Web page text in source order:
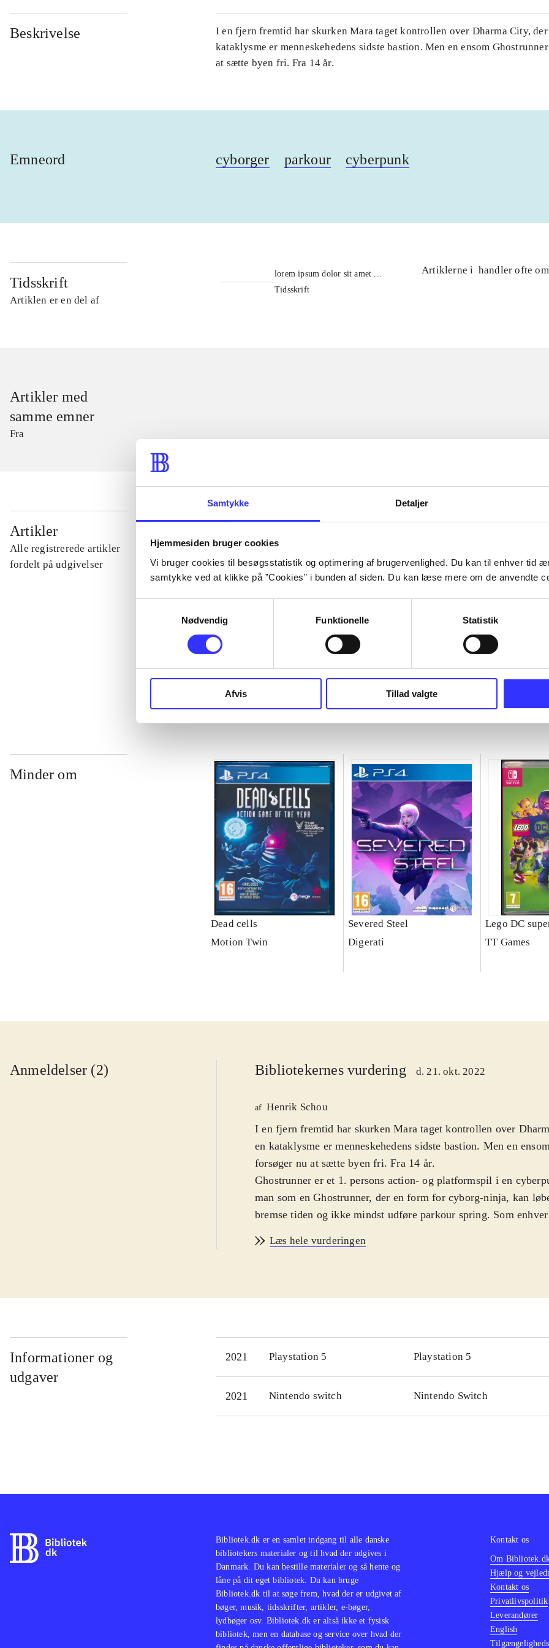
Samtykke Detaljer
Hjemmesiden bruger cookies
Vi bruger cookies til besøgsstatistik og optimering af brugervenlighed. Du kan til enhver tid
samtykke ved at klikke på ”Cookies” i bunden af siden. Du kan læse mere om de anvendte
Nødvendig
Funktionelle Statistik
Afvis Tillad valgte
Beskrivelse
I en fjern fremtid har skurken Mara taget kontrollen over Dharma City,
kataklysme er menneskehedens sidste bastion. Men en ensom
at sætte byen fri. Fra 14 år.
Emneord cyborger parkour cyberpunk
Tidsskrift
Artiklen er en del af
lorem ipsum dolor sit amet ...
Tidsskrift
Artiklerne i handler ofte om
Artikler med
samme emner
Fra
Artikler
Alle registrerede artikler
fordelt på udgivelser
...
...
...
...
...
Minder om
Dead cells
Motion Twin
Severed Steel
Digerati
Lego DC
TT Games
Anmeldelser (2) Bibliotekernes vurdering d. 21. okt. 2022
af Henrik Schou
I en fjern fremtid har skurken Mara taget kontrollen over
en kataklysme er menneskehedens sidste bastion. Men en
forsøger nu at sætte byen fri. Fra 14 år.
Ghostrunner er et 1. persons action- og platformspil i en
man som en Ghostrunner, der en form for cyborg-ninja, kan
bremse tiden og ikke mindst udføre parkour spring. Som
hukommelsestab, men en mystisk stemme driver ham fremad.
Når Ghostrunner kører optimalt er det en fornøjelse med hurtig
af vægge, som han skulle løbe på, eller misser et
spillet frustrerende. Spillets historie er forholdsvis banal, men
Læs hele vurderingen
Informationer og
udgaver
2021 Playstation 5 Playstation 5
2021 Nintendo switch Nintendo Switch
Bibliotek.dk er en samlet indgang til alle danske
bibliotekers materialer og til hvad der udgives i
Danmark. Du kan bestille materialer og så hente og
låne på dit eget bibliotek. Du kan bruge
Bibliotek.dk til at søge frem, hvad der er udgivet af
bøger, musik, tidsskrifter, artikler, e-bøger,
lydbøger osv. Bibliotek.dk er altså ikke et fysisk
bibliotek, men en database og service over hvad der
Kontakt os
Om
Hjælp og
Kontakt os
Privatlivspolitik
Leverandører
English